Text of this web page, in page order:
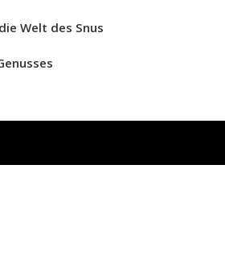
Welt des Snus